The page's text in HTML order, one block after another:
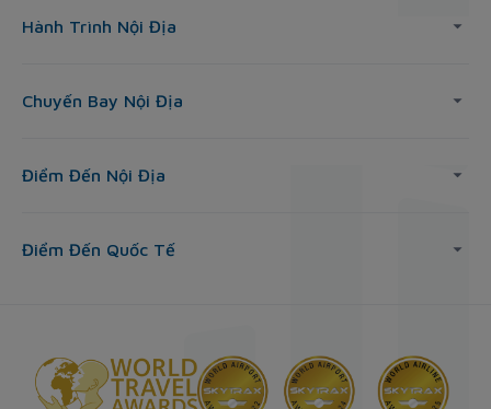
Hành Trình Nội Địa
Chuyến Bay Nội Địa
Điểm Đến Nội Địa
Điểm Đến Quốc Tế